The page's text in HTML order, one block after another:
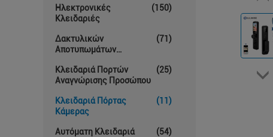
Ηλεκτρονικές
Κλειδαριές
(150)
Δακτυλικών
Αποτυπωμάτων
(71)
Κλειδαριά Πορτών
Αναγνώρισης Προσώπου
(25)
Κλειδαριά Πόρτας
Κάμερας
(11)
Αυτόματη Κλειδαριά
(54)